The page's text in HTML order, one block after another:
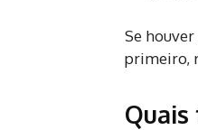
Se
primeiro,